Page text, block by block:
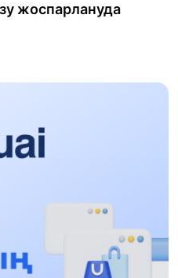
жоспарлануда
билікке күшті
қызмет